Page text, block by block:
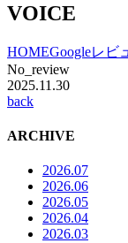
VOICE
HOMEGoogleレビ
No_review
2025.11.30
back
ARCHIVE
2026.07
2026.06
2026.05
2026.04
2026.03